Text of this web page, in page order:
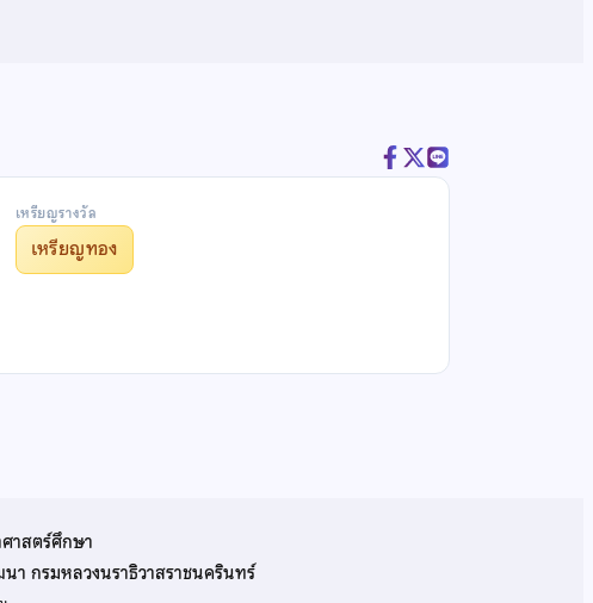
เหรียญรางวัล
เหรียญทอง
าสตร์ศึกษา
า กรมหลวงนราธิวาสราชนครินทร์